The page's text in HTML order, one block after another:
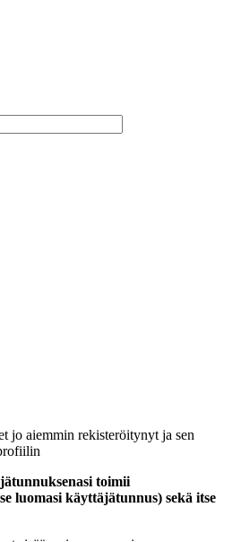
jo aiemmin rekisteröitynyt ja sen
toimii
luomasi käyttäjätunnus) sekä itse